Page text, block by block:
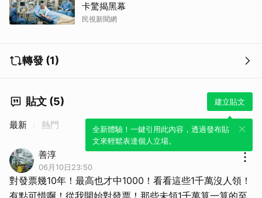
卡驚揭黑幕
民視新聞網
轉發 (1)
貼文 (5) 建立貼文
全新體驗！一鍵引用此內容，透過發布貼
文來輕鬆表達個人立場。
最新 熱門
善淳
06月10日23:50
對發票幾10年！最高也才中1000！看看這些1千萬沒人領！